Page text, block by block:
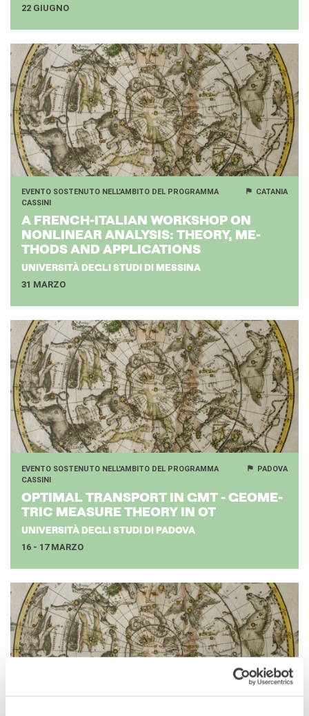
22 GIUGNO
EVENTO SOSTENUTO NELL'AMBITO DEL PROGRAMMA
CASSINI
CATANIA
A FRENCH-​ITALIAN WORK­SHOP ON
NON­LI­NEAR ANA­LY­SIS: THEO­RY, ME­
THODS AND AP­PLI­CA­TIONS
UNIVERSITÀ DEGLI STUDI DI MESSINA
31 MARZO
EVENTO SOSTENUTO NELL'AMBITO DEL PROGRAMMA
CASSINI
PADOVA
OP­TI­MAL TRANS­PORT IN GMT - GEO­ME­
TRIC MEA­SU­RE THEO­RY IN OT
UNIVERSITÀ DEGLI STUDI DI PADOVA
16 - 17 MARZO